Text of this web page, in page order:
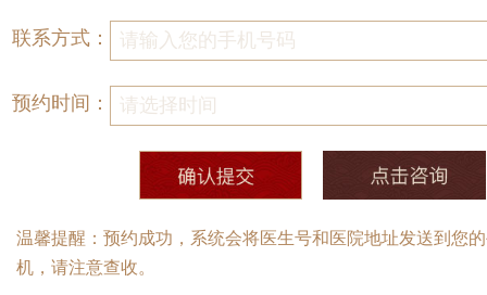
联系方式：
预约时间：
温馨提醒：预约成功，系统会将医生号和医院地址发送到您
机，请注意查收。